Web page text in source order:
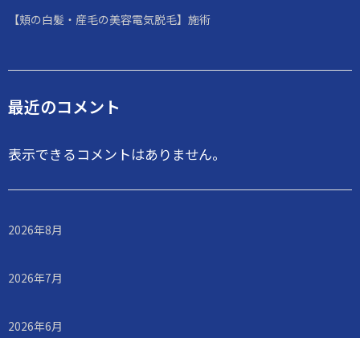
【頬の白髪・産毛の美容電気脱毛】施術
最近のコメント
表示できるコメントはありません。
2026年8月
2026年7月
2026年6月